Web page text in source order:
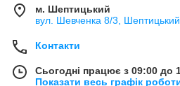
м. Шептицький
вул. Шевченка 8/3,
Контакти
Сьогодні працює з 09:00 до
Показати весь графік